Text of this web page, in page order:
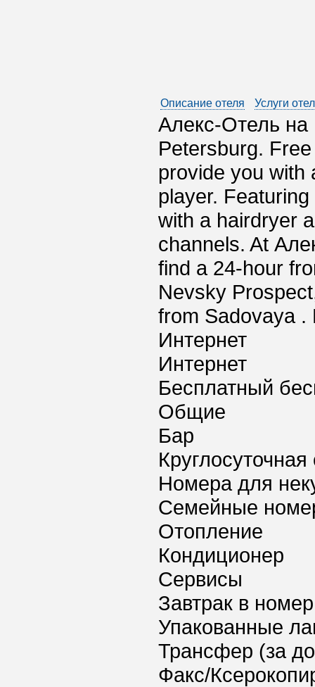
Описание отеля Услуги
Алекс-Отель на
Petersburg.
provide you with
player.
with a hairdryer
channels. At
find a 24-hour
Nevsky
from Sadovaya .
Интернет
Интернет
Бесплатный
Общие
Бар
Номера для
Семейные
Отопление
Кондиционер
Сервисы
Завтрак в номер
Упакованные
Трансфер (за
Факс/